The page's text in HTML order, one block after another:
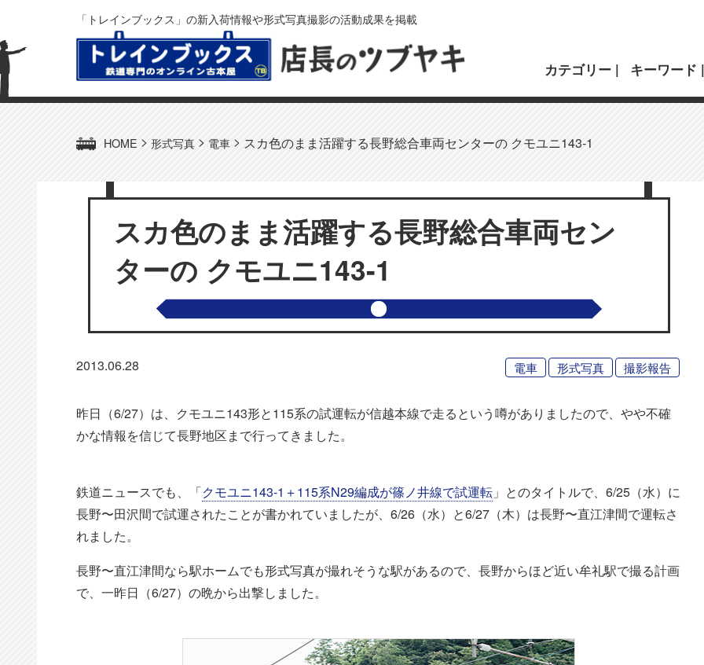
「トレインブックス」の新入荷情報や形式写真撮影の活動成果を掲載
カテゴリー キーワード
HOME > 形式写真 > 電車 > スカ色のまま活躍する長野総合車両センターの クモユニ143-1
スカ色のまま活躍する長野総合車両セン
ターの クモユニ143-1
2013.06.28 電車 形式写真 撮影報告
昨日（6/27）は、クモユニ143形と115系の試運転が信越本線で走るという噂がありましたので、やや不確
かな情報を信じて長野地区まで行ってきました。
鉄道ニュースでも、「クモユニ143-1＋115系N29編成が篠ノ井線で試運転 」とのタイトルで、6/25（水）に
長野〜田沢間で試運されたことが書かれていましたが、6/26（水）と6/27（木）は長野〜直江津間で運転さ
れました。
長野〜直江津間なら駅ホームでも形式写真が撮れそうな駅があるので、長野からほど近い牟礼駅で撮る計画
で、一昨日（6/27）の晩から出撃しました。